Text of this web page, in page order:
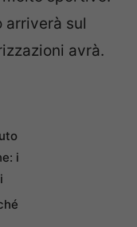
arriverà sul
avrà.
i